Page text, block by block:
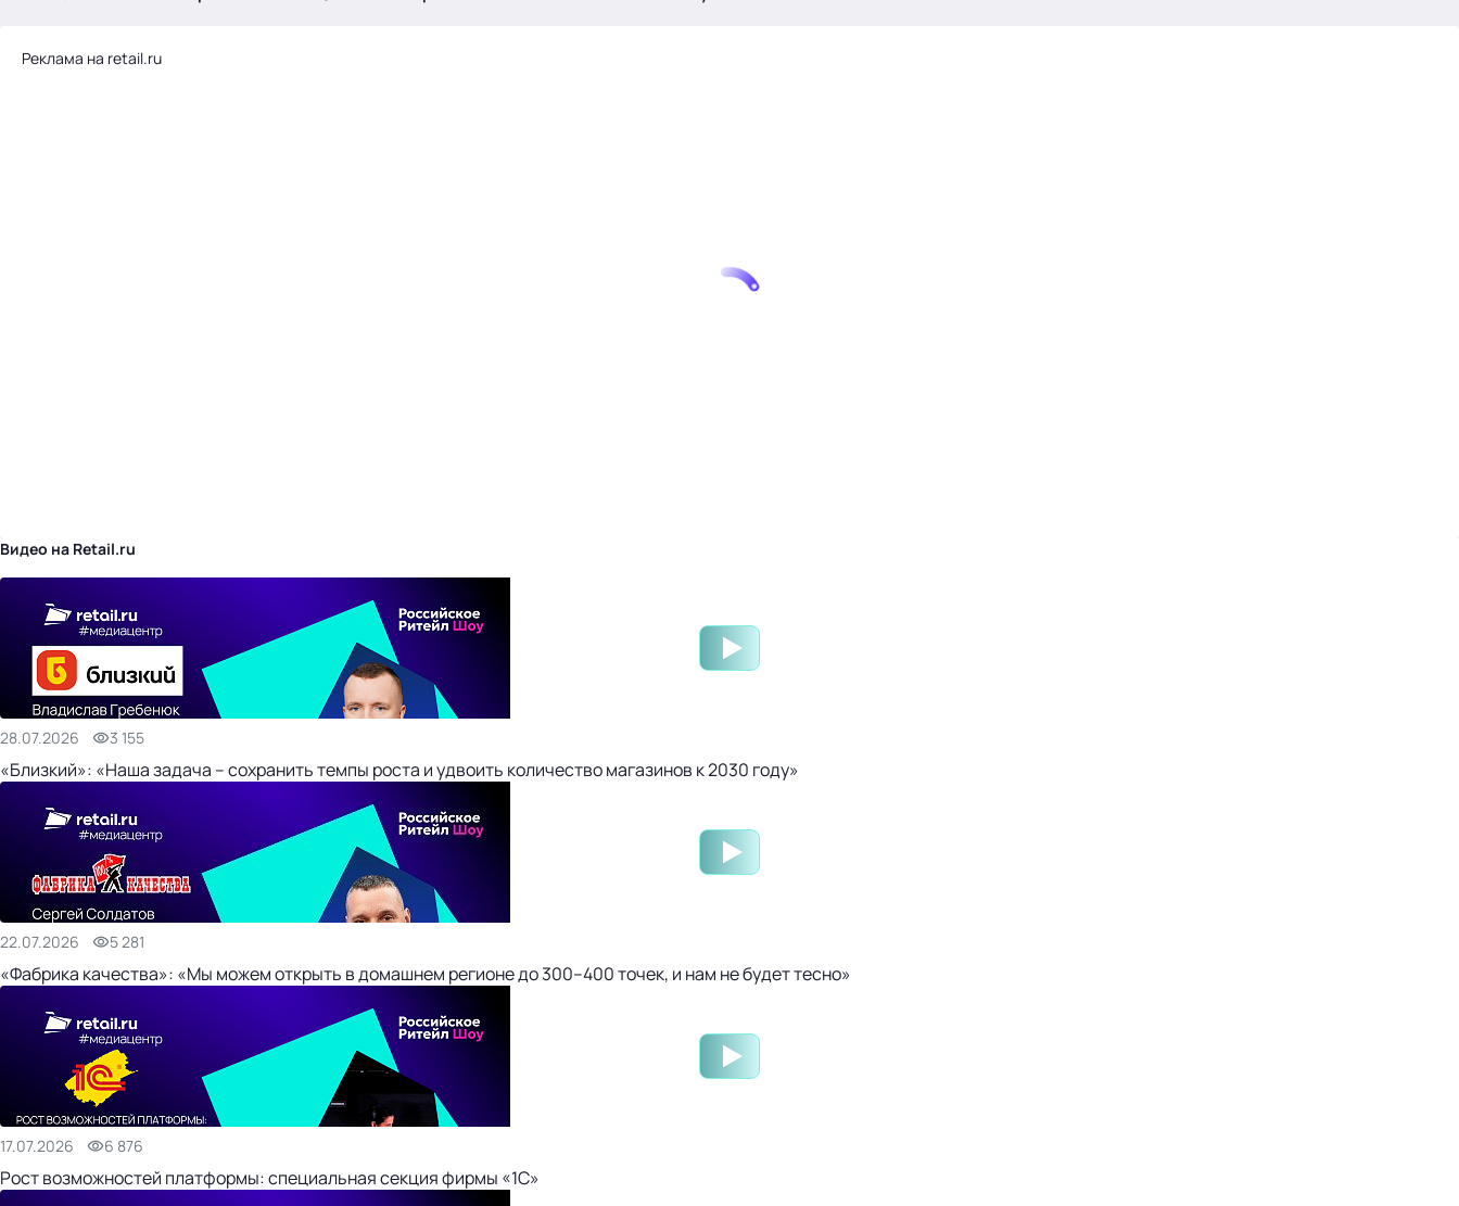
Реклама на retail.ru
Видео на Retail.ru
28.07.2026 3 155
«Близкий»: «Наша задача – сохранить темпы роста и удвоить количество магазинов к 2030 году»
22.07.2026 5 281
«Фабрика качества»: «Мы можем открыть в домашнем регионе до 300–400 точек, и нам не будет тесно»
17.07.2026 6 876
Рост возможностей платформы: специальная секция фирмы «1С»